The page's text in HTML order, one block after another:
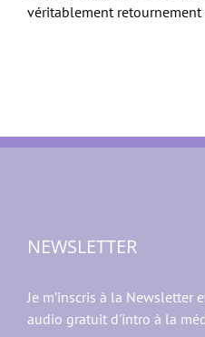
véritablement
NEWSLETTER
Je m’inscris à la Newsletter
audio gratuit d'intro à la